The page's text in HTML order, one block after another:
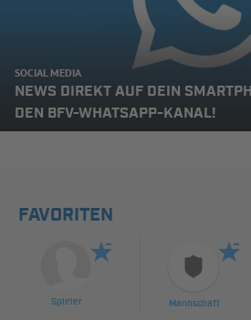
SOCIAL MEDIA
NEWS DIREKT AUF DEIN
DEN BFV-WHATSAPP-KANAL!
FAVORITEN
Spieler Mannschaft